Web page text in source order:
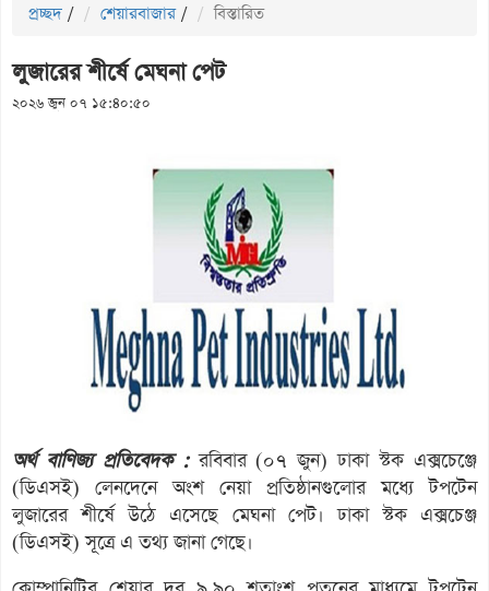
প্রচ্ছদ / শেয়ারবাজার / বিস্তারিত
লুজারের শীর্ষে মেঘনা পেট
২০২৬ জুন ০৭ ১৫:৪০:৫০
অর্থ বাণিজ্য প্রতিবেদক :রবিবার (০৭ জুন) ঢাকা স্টক এক্সচেঞ্জে
(ডিএসই) লেনদেনে অংশ নেয়া প্রতিষ্ঠানগুলোর মধ্যে টপটেন
লুজারের শীর্ষে উঠে এসেছে মেঘনা পেট। ঢাকা স্টক এক্সচেঞ্জ
(ডিএসই) সূত্রে এ তথ্য জানা গেছে।